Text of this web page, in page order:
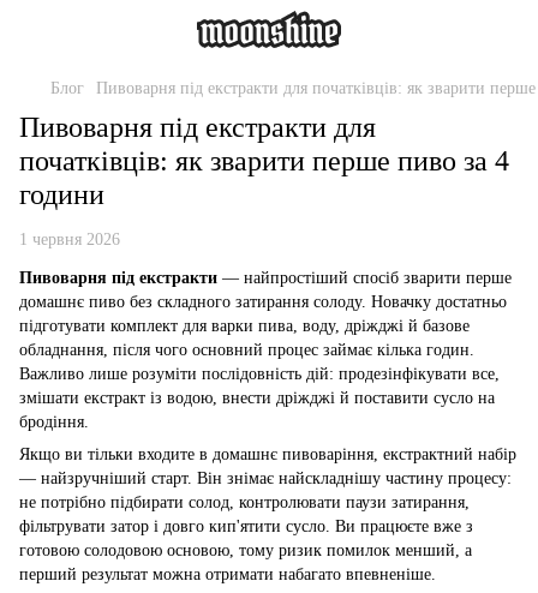
Блог Пивоварня під екстракти для початківців: як зварити
Пивоварня під екстракти для
початківців: як зварити перше пиво за 4
години
1 червня 2026
Пивоварня під екстракти — найпростіший спосіб зварити перше
домашнє пиво без складного затирання солоду. Новачку достатньо
підготувати комплект для варки пива, воду, дріжджі й базове
обладнання, після чого основний процес займає кілька годин.
Важливо лише розуміти послідовність дій: продезінфікувати все,
змішати екстракт із водою, внести дріжджі й поставити сусло на
бродіння.
Якщо ви тільки входите в домашнє пивоваріння, екстрактний набір
— найзручніший старт. Він знімає найскладнішу частину процесу:
не потрібно підбирати солод, контролювати паузи затирання,
фільтрувати затор і довго кип'ятити сусло. Ви працюєте вже з
готовою солодовою основою, тому ризик помилок менший, а
перший результат можна отримати набагато впевненіше.